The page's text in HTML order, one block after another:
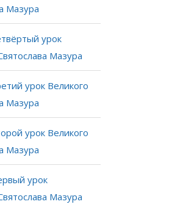
Мазура
урок
Мазура
урок Великого
Мазура
урок Великого
Мазура
урок
Мазура